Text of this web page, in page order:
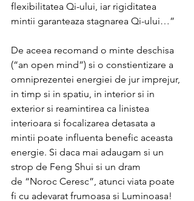
flexibilitatea Qi-ului, iar rigiditatea
mintii garanteaza stagnarea Qi-ului…”
De aceea recomand o minte deschisa
(“an open mind”) si o constientizare a
omniprezentei energiei de jur imprejur,
in timp si in spatiu, in interior si in
exterior si reamintirea ca linistea
interioara si focalizarea detasata a
mintii poate influenta benefic aceasta
energie. Si daca mai adaugam si un
strop de Feng Shui si un dram
de “Noroc Ceresc”, atunci viata poate
fi cu adevarat frumoasa si Luminoasa!